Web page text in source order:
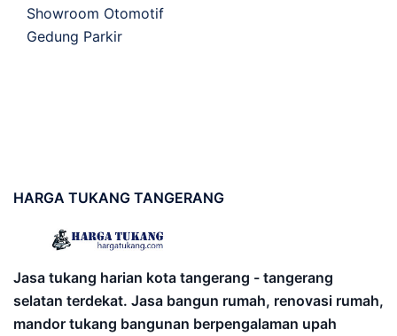
Showroom Otomotif
Gedung Parkir
HARGA TUKANG TANGERANG
Jasa tukang harian kota tangerang - tangerang
selatan terdekat. Jasa bangun rumah, renovasi rumah,
mandor tukang bangunan berpengalaman upah